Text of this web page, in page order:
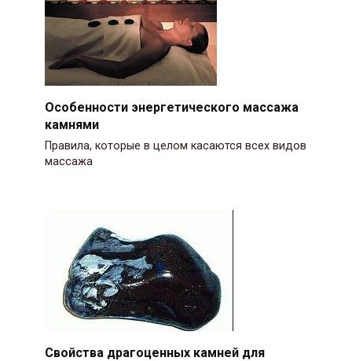
Особенности энергетического массажа
камнями
Правила, которые в целом касаются всех видов
массажа
Свойства драгоценных камней для